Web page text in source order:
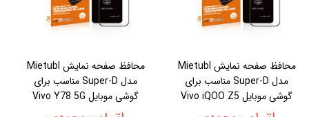
محافظ صفحه نمایش Mietubl
مدل Super-D مناسب برای
گوشی موبایل Vivo iQOO Z5
محافظ صفحه نمایش Mietubl
مدل Super-D مناسب برای
گوشی موبایل Vivo Y78 5G